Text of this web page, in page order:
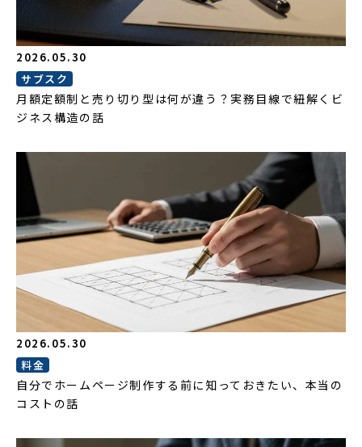
2026.05.30
サブスク
月額定額制と売り切り型は何が違う？実務目線で紐解くビ
ジネス構造の話
2026.05.30
料金
自分でホームページ制作する前に知っておきたい、本当の
コストの話